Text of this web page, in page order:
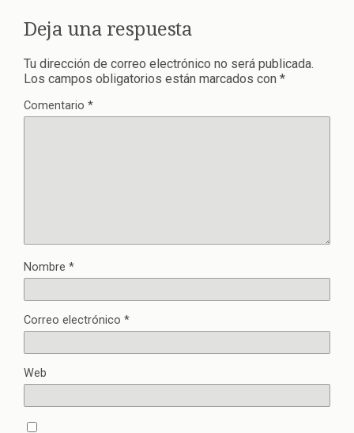
Deja una respuesta
Tu dirección de correo electrónico no será publicada.
Los campos obligatorios están marcados con *
Comentario *
Nombre *
Correo electrónico *
Web